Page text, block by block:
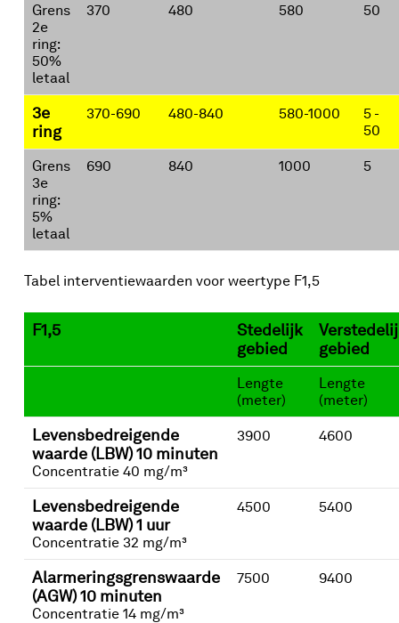
Grens
2e
ring:
50%
letaal
370 480 580 50
3e
ring
370-690 480-840 580-1000
5 -
50
Grens
3e
ring:
5%
letaal
690 840 1000 5
Tabel interventiewaarden voor weertype F1,5
F1,5
Stedelijk
gebied
gebied
Lengte
(meter)
Lengte
(meter)
Levensbedreigende
waarde (LBW) 10 minuten
Concentratie 40 mg/m³
3900 4600
Levensbedreigende
waarde (LBW) 1 uur
Concentratie 32 mg/m³
4500 5400
Alarmeringsgrenswaarde
(AGW) 10 minuten
Concentratie 14 mg/m³
7500 9400